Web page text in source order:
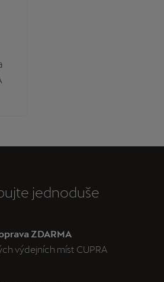
jednoduše
ZDARMA
výdejních míst CUPRA